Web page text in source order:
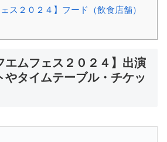
ス２０２４】フード（飲食店舗）
エムフェス２０２４】出演
やタイムテーブル・チケッ